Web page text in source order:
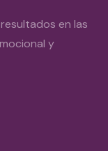
en las
y